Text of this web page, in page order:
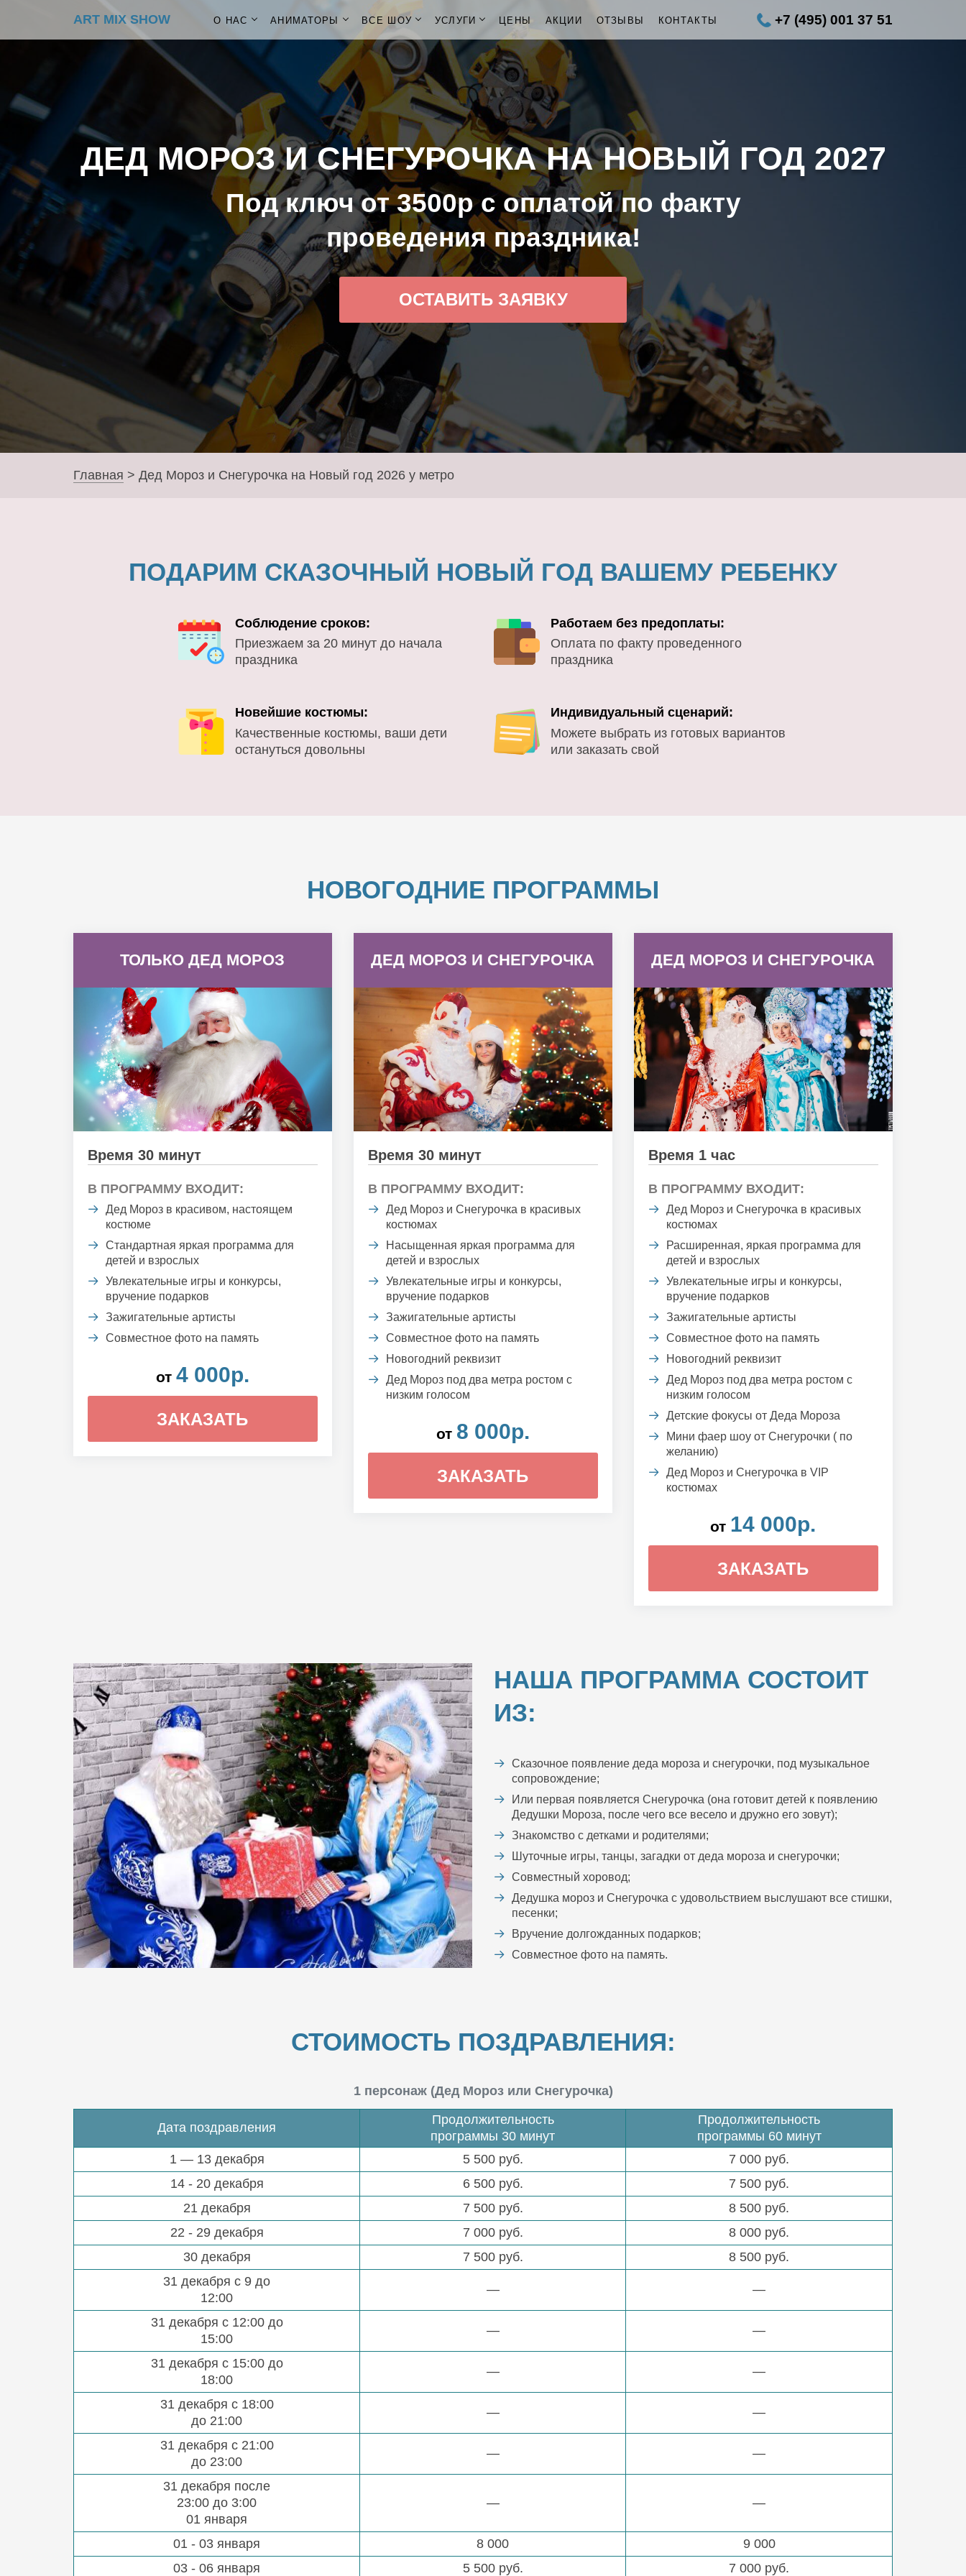
ART MIX SHOW О НАС АНИМАТОРЫ ВСЕ ШОУ УСЛУГИ ЦЕНЫ АКЦИИ ОТЗЫВЫ КОНТАКТЫ +7 (495) 001 37 51
ДЕД МОРОЗ И СНЕГУРОЧКА НА НОВЫЙ ГОД 2027
Под ключ от 3500р с оплатой по факту
проведения праздника!
ОСТАВИТЬ ЗАЯВКУ
Главная > Дед Мороз и Снегурочка на Новый год 2026 у метро
ПОДАРИМ СКАЗОЧНЫЙ НОВЫЙ ГОД ВАШЕМУ РЕБЕНКУ
Соблюдение сроков:
Приезжаем за 20 минут до начала
праздника
Работаем без предоплаты:
Оплата по факту проведенного
праздника
Новейшие костюмы:
Качественные костюмы, ваши дети
остануться довольны
Индивидуальный сценарий:
Можете выбрать из готовых вариантов
или заказать свой
НОВОГОДНИЕ ПРОГРАММЫ
ТОЛЬКО ДЕД МОРОЗ
Время 30 минут
В ПРОГРАММУ ВХОДИТ:
Дед Мороз в красивом, настоящем
костюме
Стандартная яркая программа для
детей и взрослых
Увлекательные игры и конкурсы,
вручение подарков
Зажигательные артисты
Совместное фото на память
от 4 000р.
ЗАКАЗАТЬ
ДЕД МОРОЗ И СНЕГУРОЧКА
Время 30 минут
В ПРОГРАММУ ВХОДИТ:
Дед Мороз и Снегурочка в красивых
костюмах
Насыщенная яркая программа для
детей и взрослых
Увлекательные игры и конкурсы,
вручение подарков
Зажигательные артисты
Совместное фото на память
Новогодний реквизит
Дед Мороз под два метра ростом с
низким голосом
от 8 000р.
ЗАКАЗАТЬ
ДЕД МОРОЗ И СНЕГУРОЧКА
Время 1 час
В ПРОГРАММУ ВХОДИТ:
Дед Мороз и Снегурочка в красивых
костюмах
Расширенная, яркая программа для
детей и взрослых
Увлекательные игры и конкурсы,
вручение подарков
Зажигательные артисты
Совместное фото на память
Новогодний реквизит
Дед Мороз под два метра ростом с
низким голосом
Детские фокусы от Деда Мороза
Мини фаер шоу от Снегурочки ( по
желанию)
Дед Мороз и Снегурочка в VIP
костюмах
от 14 000р.
ЗАКАЗАТЬ
НАША ПРОГРАММА СОСТОИТ
ИЗ:
Сказочное появление деда мороза и снегурочки, под музыкальное
сопровождение;
Или первая появляется Снегурочка (она готовит детей к появлению
Дедушки Мороза, после чего все весело и дружно его зовут);
Знакомство с детками и родителями;
Шуточные игры, танцы, загадки от деда мороза и снегурочки;
Совместный хоровод;
Дедушка мороз и Снегурочка с удовольствием выслушают все стишки,
песенки;
Вручение долгожданных подарков;
Совместное фото на память.
СТОИМОСТЬ ПОЗДРАВЛЕНИЯ:
1 персонаж (Дед Мороз или Снегурочка)
Дата поздравления
Продолжительность
программы 30 минут
Продолжительность
программы 60 минут
1 — 13 декабря
5 500 руб.
7 000 руб.
14 - 20 декабря
6 500 руб.
7 500 руб.
21 декабря
7 500 руб.
8 500 руб.
22 - 29 декабря
7 000 руб.
8 000 руб.
30 декабря
7 500 руб.
8 500 руб.
31 декабря с 9 до
12:00
— —
31 декабря с 12:00 до
15:00
— —
31 декабря с 15:00 до
18:00
— —
31 декабря с 18:00
до 21:00
— —
31 декабря с 21:00
до 23:00
— —
31 декабря после
23:00 до 3:00
01 января
— —
01 - 03 января 8 000
9 000
03 - 06 января
5 500 руб. 7 000 руб.